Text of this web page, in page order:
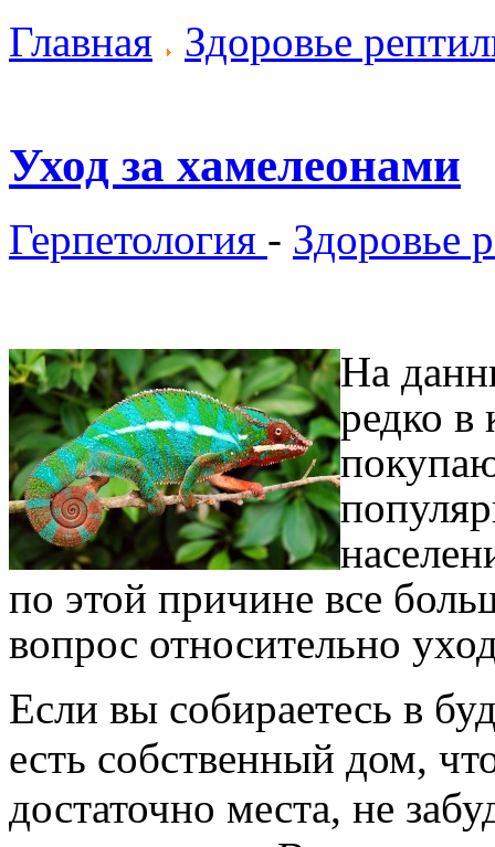
Главная
Здоровье
Уход за хамелеонами
Герпетология - Здоровье
На
редко в
по этой причине все
вопрос относительно
Если вы собираетесь в
есть собственный дом,
достаточно места, не